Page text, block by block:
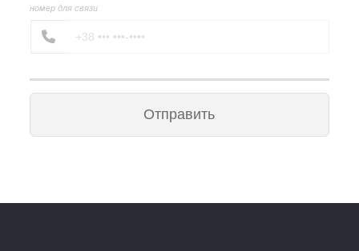
номер для связи
Отправить